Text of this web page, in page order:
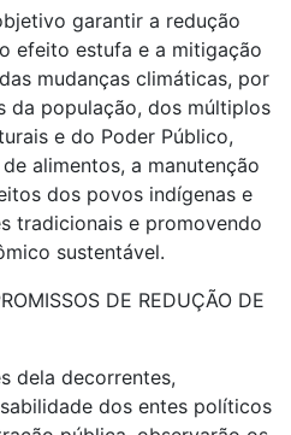
garantir a redução
efeito estufa e a mitigação
mudanças climáticas, por
da população, dos múltiplos
e do Poder Público,
alimentos, a manutenção
dos povos indígenas e
tradicionais e promovendo
sustentável.
DE REDUÇÃO DE
dela decorrentes,
dos entes políticos